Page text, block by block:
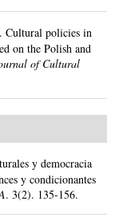
. Cultural policies in
on the Polish and
of Cultural
y democracia
y condicionantes
. 3(2). 135-156.